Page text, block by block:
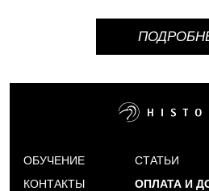
ОБУЧЕНИЕ
КОНТАКТЫ
СТАТЬИ
ОПЛАТА И